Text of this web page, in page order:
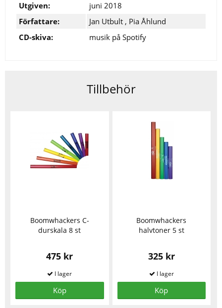
Utgiven:
juni 2018
Författare:
Jan Utbult , Pia Åhlund
CD-skiva:
musik på Spotify
Tillbehör
Boomwhackers C-
durskala 8 st
475 kr
Köp
Boomwhackers
halvtoner 5 st
325 kr
Köp